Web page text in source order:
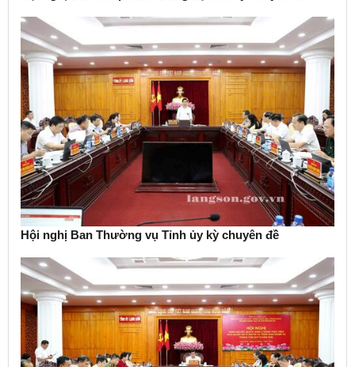
Hội nghị Ban Thường vụ Tỉnh ủy kỳ chuyên đề